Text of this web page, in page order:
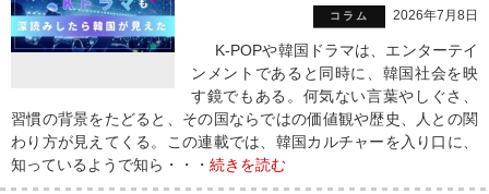
コラム 2026年7月8日
K-POPや韓国ドラマは、エンターテイ
ンメントであると同時に、韓国社会を映
す鏡でもある。何気ない言葉やしぐさ、
習慣の背景をたどると、その国ならではの価値観や歴史、人との関
わり方が見えてくる。この連載では、韓国カルチャーを入り口に、
知っているようで知ら・・・ 続きを読む